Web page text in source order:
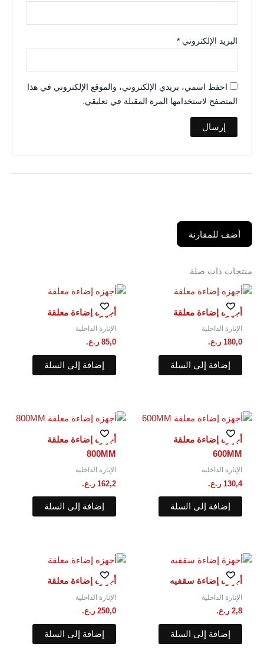
البريد الإلكتروني*
احفظ اسمي، بريدي الإلكتروني، والموقع الإلكتروني في هذا
المتصفح لاستخدامها المرة المقبلة في تعليقي.
أضف للمقارنة
منتجات ذات صلة
أجهزه إضاءة معلقة
الإنارة الداخلية
180,0 ر.ع.
إضافة إلى السلة
أجهزه إضاءة معلقة
الإنارة الداخلية
85,0 ر.ع.
إضافة إلى السلة
أجهزه إضاءة معلقة
600MM
الإنارة الداخلية
130,4 ر.ع.
إضافة إلى السلة
أجهزه إضاءة معلقة
800MM
الإنارة الداخلية
162,2 ر.ع.
إضافة إلى السلة
أجهزة إضاءة سقفيه
الإنارة الداخلية
2,8 ر.ع.
إضافة إلى السلة
أجهزه إضاءة معلقة
الإنارة الداخلية
250,0 ر.ع.
إضافة إلى السلة